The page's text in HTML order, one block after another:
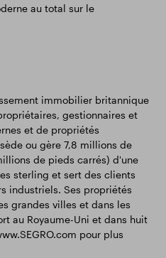
au total sur le
immobilier britannique
gestionnaires et
et de propriétés
ou gère 7,8 millions de
de pieds carrés) d'une
sterling et sert des clients
industriels. Ses propriétés
grandes villes et dans les
au Royaume-Uni et dans huit
pour plus